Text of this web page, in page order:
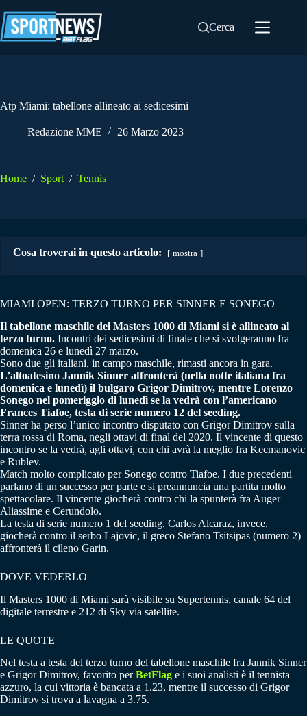
al
contenuto
Cerca
Atp Miami: tabellone allineato ai sedicesimi
Redazione MME 26 Marzo 2023
Home / Sport / Tennis
Cosa troverai in questo articolo: mostra
MIAMI OPEN: TERZO TURNO PER SINNER E SONEGO
Il tabellone maschile del Masters 1000 di Miami si è allineato al
terzo turno. Incontri dei sedicesimi di finale che si svolgeranno fra
domenica 26 e lunedì 27 marzo.
Sono due gli italiani, in campo maschile, rimasti ancora in gara.
L’altoatesino Jannik Sinner affronterà (nella notte italiana fra
domenica e lunedì) il bulgaro Grigor Dimitrov, mentre Lorenzo
Sonego nel pomeriggio di lunedì se la vedrà con l’americano
Frances Tiafoe, testa di serie numero 12 del seeding.
Sinner ha perso l’unico incontro disputato con Grigor Dimitrov sulla
terra rossa di Roma, negli ottavi di final del 2020. Il vincente di questo
incontro se la vedrà, agli ottavi, con chi avrà la meglio fra Kecmanovic
e Rublev.
Match molto complicato per Sonego contro Tiafoe. I due precedenti
parlano di un successo per parte e si preannuncia una partita molto
spettacolare. Il vincente giocherà contro chi la spunterà fra Auger
Aliassime e Cerundolo.
La testa di serie numero 1 del seeding, Carlos Alcaraz, invece,
giocherà contro il serbo Lajovic, il greco Stefano Tsitsipas (numero 2)
affronterà il cileno Garin.
DOVE VEDERLO
Il Masters 1000 di Miami sarà visibile su Supertennis, canale 64 del
digitale terrestre e 212 di Sky via satellite.
LE QUOTE
Nel testa a testa del terzo turno del tabellone maschile fra Jannik Sinner
e Grigor Dimitrov, favorito perBetFlag e i suoi analisti è il tennista
azzuro, la cui vittoria è bancata a 1.23, mentre il successo di Grigor
Dimitrov si trova a lavagna a 3.75.